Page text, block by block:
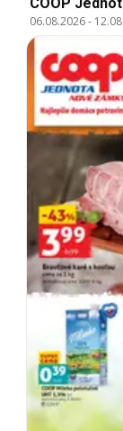
06.08.2026-